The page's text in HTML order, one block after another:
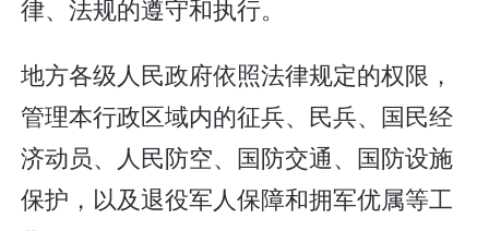
律、法规的遵守和执行。
地方各级人民政府依照法律规定的权限，
管理本行政区域内的征兵、民兵、国民经
济动员、人民防空、国防交通、国防设施
保护，以及退役军人保障和拥军优属等工